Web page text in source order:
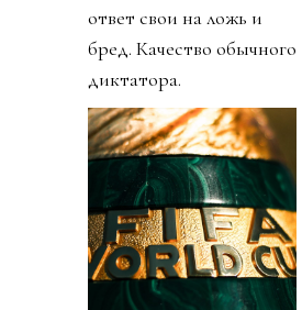
ответ свои на ложь и
бред. Качество обычного
диктатора.